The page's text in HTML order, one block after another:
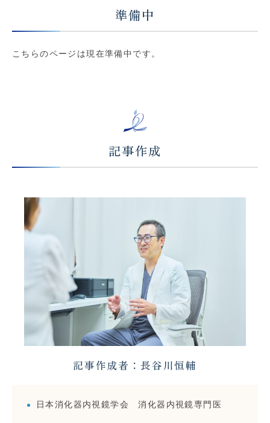
準備中
こちらのページは現在準備中です。
記事作成
記事作成者：長谷川恒輔
日本消化器内視鏡学会 消化器内視鏡専門医